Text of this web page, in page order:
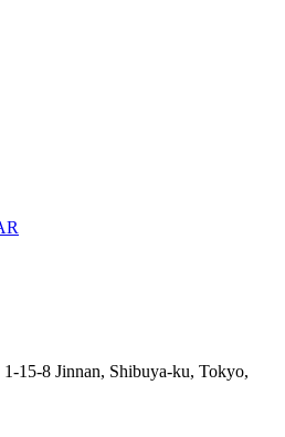
15-8 Jinnan, Shibuya-ku, Tokyo,